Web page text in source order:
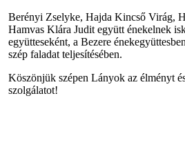
Berényi Zselyke, Hajda Kincső Virág,
Hamvas Klára Judit együtt énekelnek
együtteseként, a Bezere
szép faladat teljesítésében.
Köszönjük szépen Lányok az élményt
szolgálatot!